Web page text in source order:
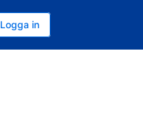
Logga in